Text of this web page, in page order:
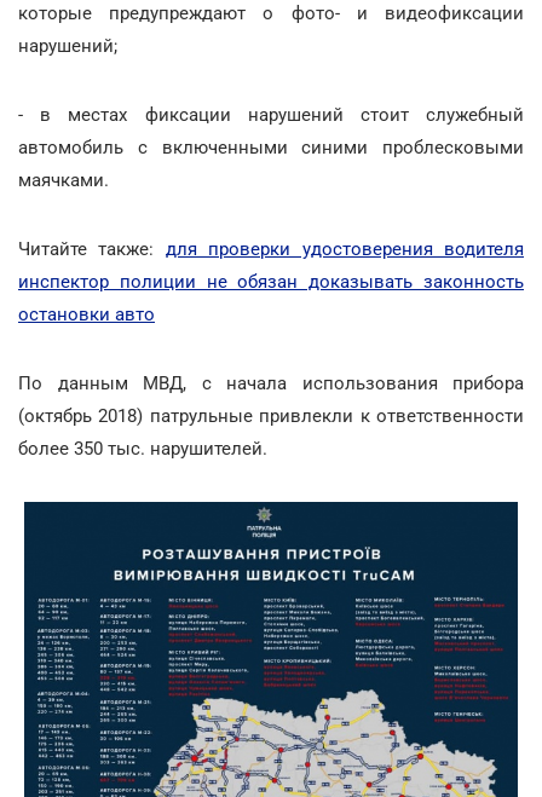
которые предупреждают о фото- и видеофиксации
нарушений;
- в местах фиксации нарушений стоит служебный
автомобиль с включенными синими проблесковыми
маячками.
Читайте также: для проверки удостоверения водителя
инспектор полиции не обязан доказывать законность
остановки авто
По данным МВД, с начала использования прибора
(октябрь 2018) патрульные привлекли к ответственности
более 350 тыс. нарушителей.